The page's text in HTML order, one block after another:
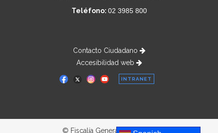
Teléfono: 02 3985 800
Contacto Ciudadano
Accesibilidad web
INTRANET
© Fiscalía General del Estado